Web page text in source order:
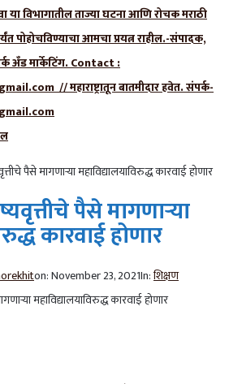
या विभागातील ताज्या घटना आणि रोचक मराठी
पोहोचविण्याचा आमचा प्रयत्न राहील.-संपादक,
अँड मार्केटिंग. Contact :
// महाराष्ट्रातून बातमीदार हवेत. संपर्क-
पैसे मागणाऱ्या महाविद्यालयाविरुद्ध कारवाई होणार
पैसे मागणाऱ्या
कारवाई होणार
on:November 23, 2021In:शिक्षण